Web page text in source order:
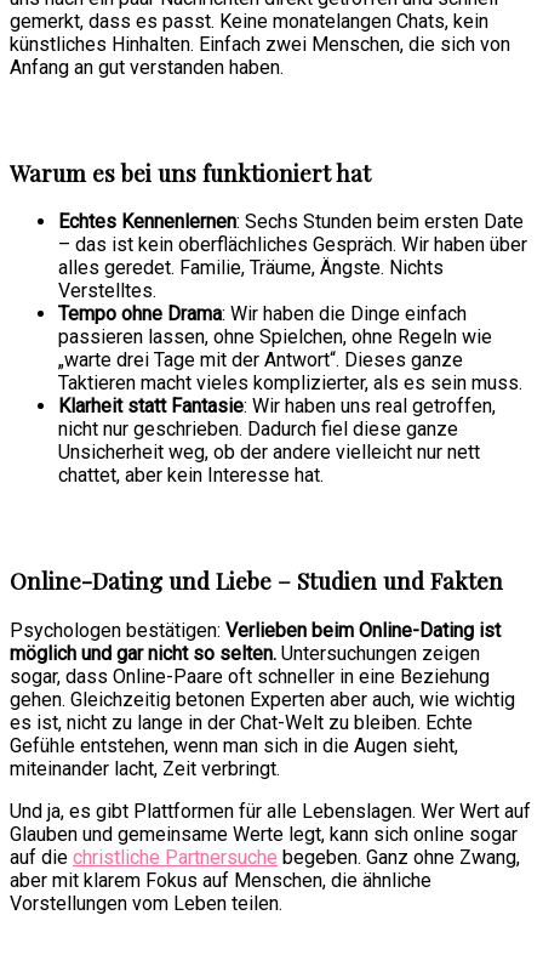
gemerkt, dass es passt. Keine monatelangen Chats, kein
künstliches Hinhalten. Einfach zwei Menschen, die sich von
Anfang an gut verstanden haben.
Warum es bei uns funktioniert hat
Echtes Kennenlernen: Sechs Stunden beim ersten Date
– das ist kein oberflächliches Gespräch. Wir haben über
alles geredet. Familie, Träume, Ängste. Nichts
Verstelltes.
Tempo ohne Drama: Wir haben die Dinge einfach
passieren lassen, ohne Spielchen, ohne Regeln wie
„warte drei Tage mit der Antwort“. Dieses ganze
Taktieren macht vieles komplizierter, als es sein muss.
Klarheit statt Fantasie: Wir haben uns real getroffen,
nicht nur geschrieben. Dadurch fiel diese ganze
Unsicherheit weg, ob der andere vielleicht nur nett
chattet, aber kein Interesse hat.
Online-Dating und Liebe – Studien und Fakten
Psychologen bestätigen: Verlieben beim Online-Dating ist
möglich und gar nicht so selten. Untersuchungen zeigen
sogar, dass Online-Paare oft schneller in eine Beziehung
gehen. Gleichzeitig betonen Experten aber auch, wie wichtig
es ist, nicht zu lange in der Chat-Welt zu bleiben. Echte
Gefühle entstehen, wenn man sich in die Augen sieht,
miteinander lacht, Zeit verbringt.
Und ja, es gibt Plattformen für alle Lebenslagen. Wer Wert auf
Glauben und gemeinsame Werte legt, kann sich online sogar
auf die christliche Partnersuche begeben. Ganz ohne Zwang,
aber mit klarem Fokus auf Menschen, die ähnliche
Vorstellungen vom Leben teilen.